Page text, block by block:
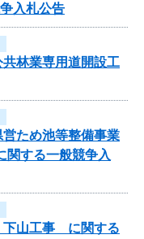
入札公告
共林業専用道開設工
営ため池等整備事業
関する一般競争入
下山工事 に関する